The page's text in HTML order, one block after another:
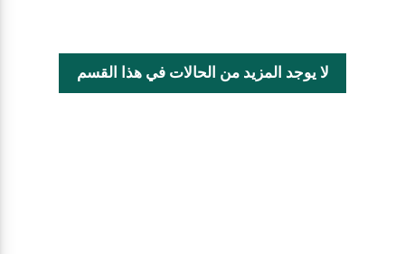
لا يوجد المزيد من الحالات في هذا القسم